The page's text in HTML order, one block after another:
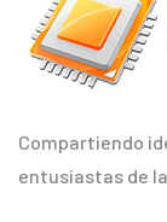
Compartiendo
entusiastas de